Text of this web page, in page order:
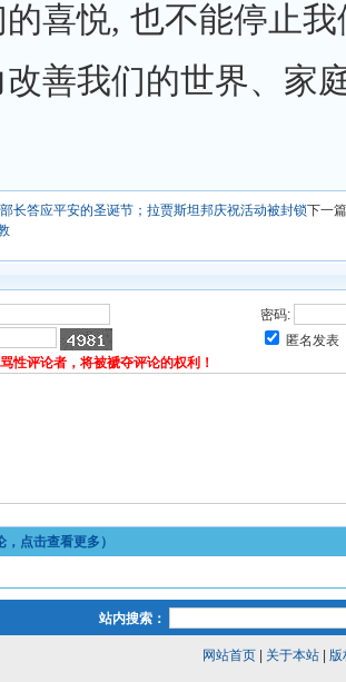
的喜悦, 也不能停止
善我们的世界、家
长答应平安的圣诞节；拉贾斯坦邦庆祝活动被封锁下一
密码:
匿名发表
性评论者，将被褫夺评论的权利！
，点击查看更多）
站内搜索：
网站首页| 关于本站| 版